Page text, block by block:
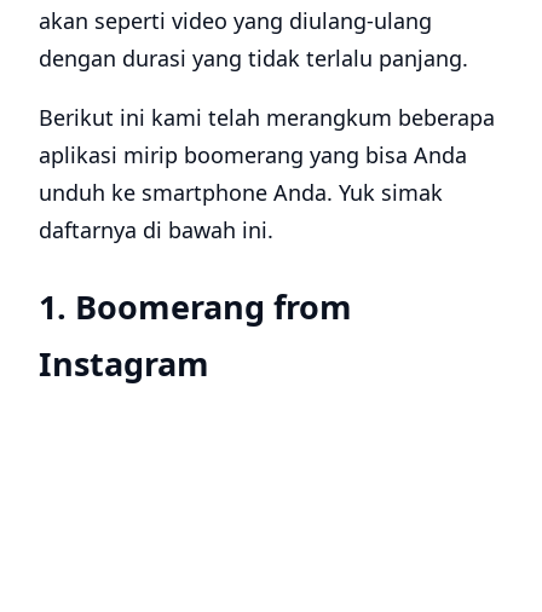
akan seperti video yang diulang-ulang
dengan durasi yang tidak terlalu panjang.
Berikut ini kami telah merangkum beberapa
aplikasi mirip boomerang yang bisa Anda
unduh ke smartphone Anda. Yuk simak
daftarnya di bawah ini.
1. Boomerang from
Instagram